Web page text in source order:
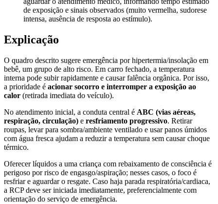
de exposição e sinais observados (muito vermelha, sudorese
intensa, ausência de resposta ao estímulo).
Explicação
O quadro descrito sugere emergência por hipertermia/insolação em
bebê, um grupo de alto risco. Em carro fechado, a temperatura
interna pode subir rapidamente e causar falência orgânica. Por isso,
a prioridade é acionar socorro e interromper a exposição ao
calor (retirada imediata do veículo).
No atendimento inicial, a conduta central é ABC (vias aéreas,
respiração, circulação) e resfriamento progressivo. Retirar
roupas, levar para sombra/ambiente ventilado e usar panos úmidos
com água fresca ajudam a reduzir a temperatura sem causar choque
térmico.
Oferecer líquidos a uma criança com rebaixamento de consciência é
perigoso por risco de engasgo/aspiração; nesses casos, o foco é
resfriar e aguardar o resgate. Caso haja parada respiratória/cardiaca,
a RCP deve ser iniciada imediatamente, preferencialmente com
orientação do serviço de emergência.